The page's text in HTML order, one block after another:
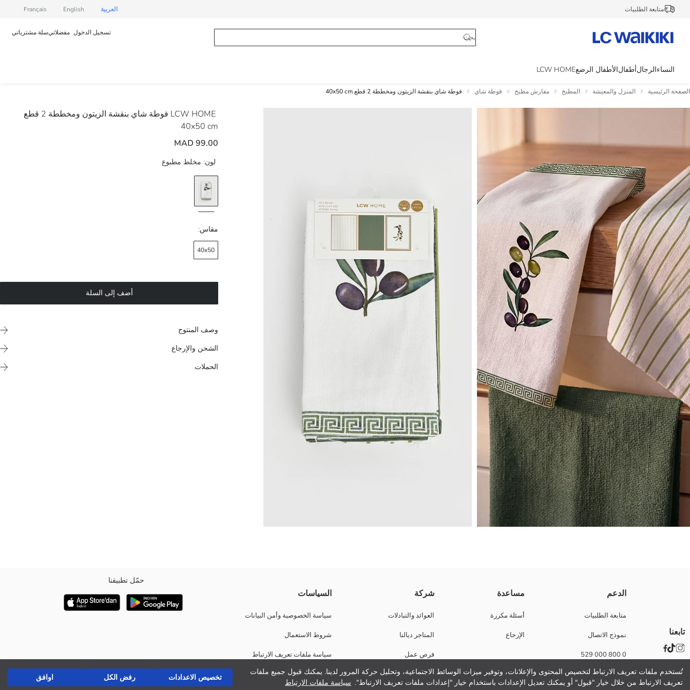
تُستخدم ملفات تعريف الارتباط لتخصيص المحتوى والإعلانات، وتوفير ميزات الوسائط الاجتماعية، وتحليل حركة المرور لدينا. يمكنك قبول جميع ملفات
تعريف الارتباط من خلال خيار "قبول" أو يمكنك تعديل الإعدادات باستخدام خيار "إعدادات ملفات تعريف الارتباط". سياسة ملفات الارتباط
تخصيص الاعدادات رفض الكل اوافق
متابعة الطلبيات العربية English
Français
تسجيل الدخول مفضلاتيسلة مشترياتي
النساءالرجالأطفالالأطفال الرضعLCW HOME
الصفحة الرئيسية المنزل والمعيشة المطبخ مفارش مطبخ فوطة شاي فوطة شاي بنقشة الزيتون ومخططة 2 قطع 40x50 cm
LCW HOME
فوطة شاي بنقشة الزيتون ومخططة 2 قطع
40x50 cm
99.00 MAD
لون: مخلط مطبوع
مقاس:
40x50
أضف إلى السلة
وصف المنتوج
الشحن والإرجاع
الحملات
نام تجاری:
نوع:
قماش منقوش:
مقاس المنتج:
المواد:
الدعم
متابعة الطلبيات
نموذج الاتصال
0 800 000 529
مساعدة
أسئلة مكررة
الإرجاع
شركة
العوائد والتبادلات
المتاجر ديالنا
فرص عمل
دعم الشركات
السياسات
سياسة الخصوصية وأمن البيانات
شروط الاستعمال
سياسة ملفات تعريف الارتباط
حمّل تطبيقنا
تابعنا